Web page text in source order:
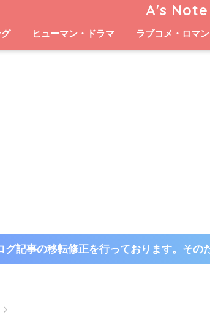
A's Note
ヒューマン・ドラマ ラブコメ・ロマ
グ記事の移転修正を行っております。その